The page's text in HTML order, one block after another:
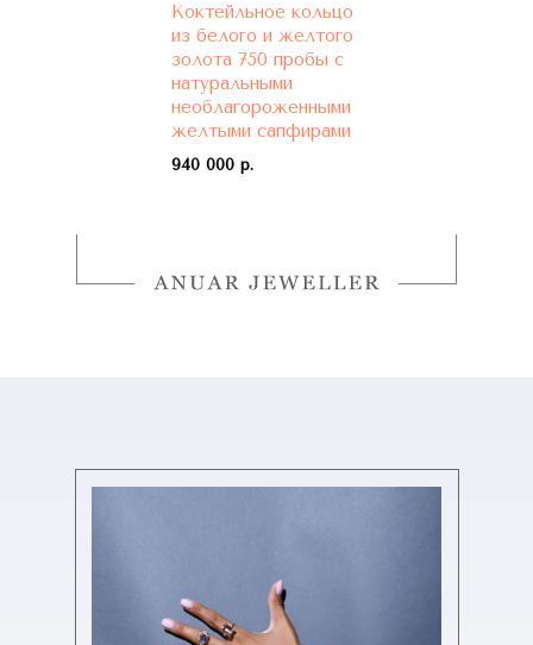
Коктейльное кольцо
из белого и желтого
золота 750 пробы с
натуральными
необлагороженными
желтыми сапфирами
940 000 р.